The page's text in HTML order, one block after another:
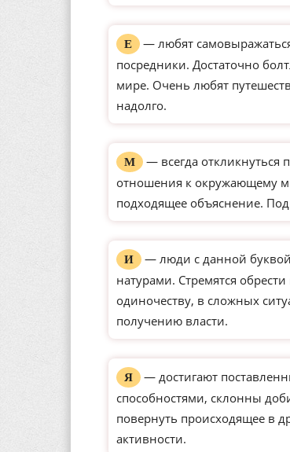
Е
— любят
посредники. Достаточно
мире. Очень любят
надолго.
М
— всегда
отношения к окружающему
подходящее объяснение.
И
— люди с данной
натурами. Стремятся
одиночеству, в сложных
получению власти.
Я
— достигают
способностями, склонны
повернуть происходящее в
активности.